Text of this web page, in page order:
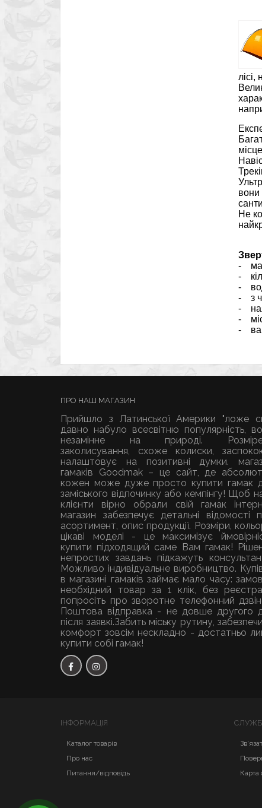
вони
Не
-
-
-
- з
-
-
-
ПРО НАШ МАГАЗИН
Прийшло з Латинської Америки "ложе
давно набуло всесвітню популярність,
незамінне на природі.
заколисування, схоже колиски,
налаштовує на позитивні думки.
гамаків Goodmak – це сайт, де
кожен може дуже просто купити гамак
заміського відпочинку або кемпінгу! Щоб
клієнти вірно обрали свій гамак
магазин забезпечує детальні відомості
асортимент, опис продукції. Розміри,
цікаві моделі - це максимізує
купити підходящий саме Вам гамак!
непростих завдань підкажуть
Можливо індивідуальне виробництво.
в магазині гамаків займає мало часу:
необхідний товар за 1 клік, без
попросіть про зворотне телефонний
Поштова відправка - не довше другого
після заявкі.Забить міську рутину,
комфорт зовсім нескладно - достатньо
купити собі гамак!
ІНФОРМАЦІЯ
Каталог товарів
Про нас
Питання/відповідь
Карта